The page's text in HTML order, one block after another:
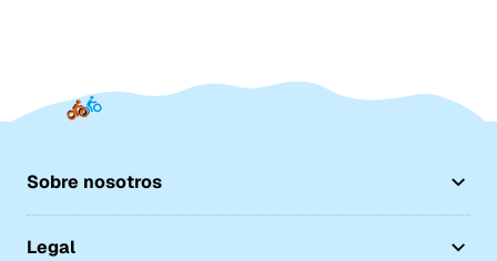
Sobre nosotros
Legal